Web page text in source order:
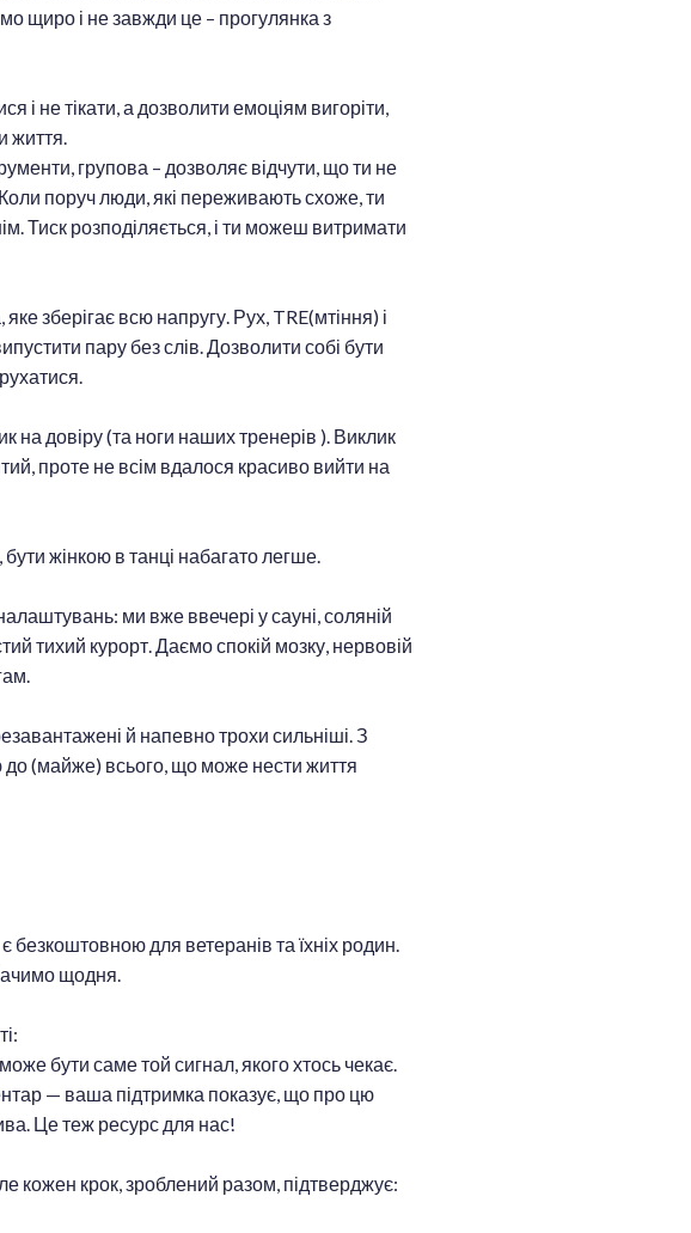
щиро і не завжди це – прогулянка з
і не тікати, а дозволити емоціям вигоріти,
життя.
групова – дозволяє відчути, що ти не
поруч люди, які переживають схоже, ти
Тиск розподіляється, і ти можеш витримати
зберігає всю напругу. Рух, TRE(мтіння) і
пару без слів. Дозволити собі бути
на довіру (та ноги наших тренерів ). Виклик
проте не всім вдалося красиво вийти на
жінкою в танці набагато легше.
ми вже ввечері у сауні, соляній
тихий курорт. Даємо спокій мозку, нервовій
й напевно трохи сильніші. З
до (майже) всього, що може нести життя
безкоштовною для ветеранів та їхніх родин.
щодня.
бути саме той сигнал, якого хтось чекає.
— ваша підтримка показує, що про цю
Це теж ресурс для нас!
кожен крок, зроблений разом, підтверджує: